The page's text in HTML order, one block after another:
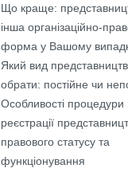
Що краще:
інша організаційно-
форма у Вашому
Який вид
обрати: постійне чи
Особливості процедури
реєстрації
правового статусу та
функціонування